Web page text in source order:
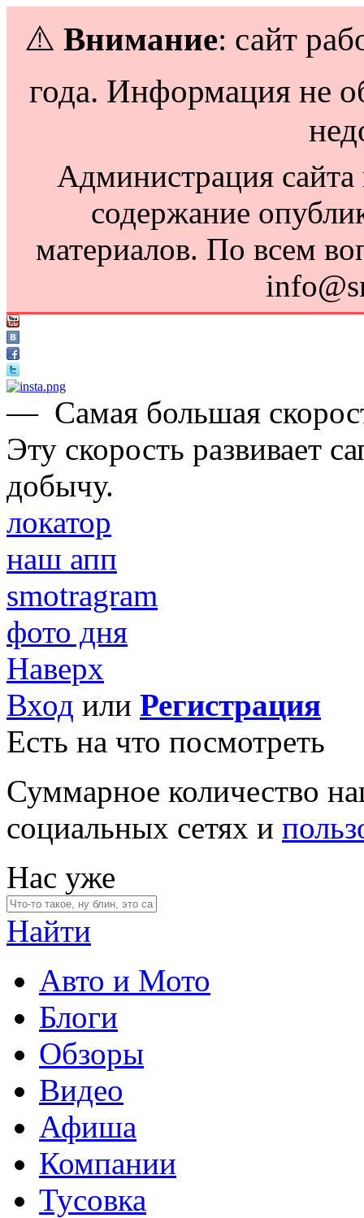
⚠️ Внимание: сайт
года. Информация не
Администрация сайта
содержание
материалов. По всем
— Самая большая
Эту скорость развивает
добычу.
локатор
наш апп
smotragram
фото дня
Наверх
Вход или Регистрация
Есть на что посмотреть
Суммарное количество
социальных сетях и
Нас уже
Найти
Авто и Мото
Блоги
Обзоры
Видео
Афиша
Компании
Тусовка